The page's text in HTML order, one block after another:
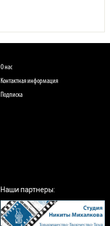
О нас
Контактная информация
Подписка
Наши партнеры: